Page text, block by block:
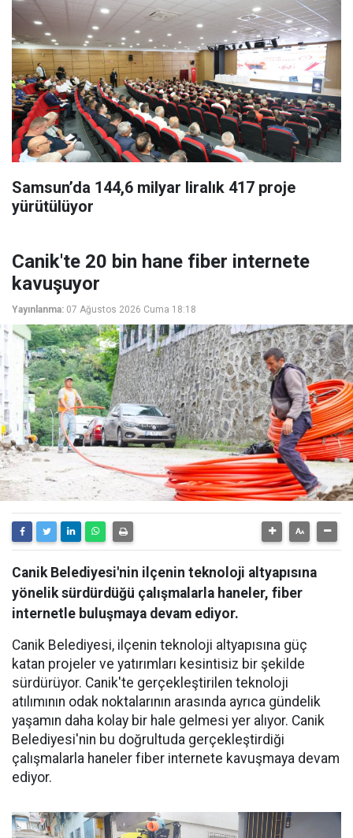
Samsun’da 144,6 milyar liralık 417 proje
yürütülüyor
Canik'te 20 bin hane fiber internete
kavuşuyor
Yayınlanma: 07 Ağustos 2026 Cuma 18:18
Canik Belediyesi'nin ilçenin teknoloji altyapısına
yönelik sürdürdüğü çalışmalarla haneler, fiber
internetle buluşmaya devam ediyor.
Canik Belediyesi, ilçenin teknoloji altyapısına güç
katan projeler ve yatırımları kesintisiz bir şekilde
sürdürüyor. Canik'te gerçekleştirilen teknoloji
atılımının odak noktalarının arasında ayrıca gündelik
yaşamın daha kolay bir hale gelmesi yer alıyor. Canik
Belediyesi'nin bu doğrultuda gerçekleştirdiği
çalışmalarla haneler fiber internete kavuşmaya devam
ediyor.